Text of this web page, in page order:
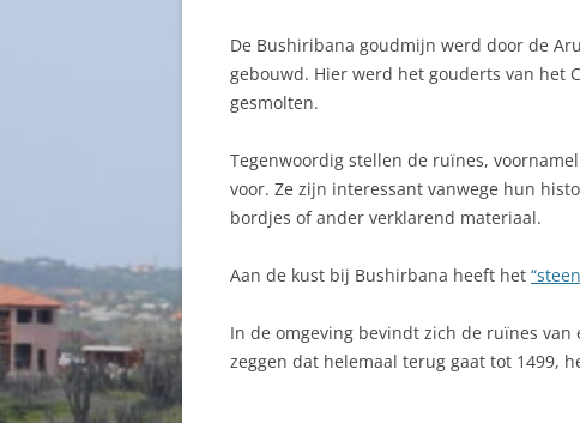
De Bushiribana goudmijn werd door de
gebouwd. Hier werd het gouderts van het
gesmolten.
Tegenwoordig stellen de ruïnes,
voor. Ze zijn interessant vanwege hun
bordjes of ander verklarend materiaal.
Aan de kust bij Bushirbana heeft het
In de omgeving bevindt zich de ruïnes
zeggen dat helemaal terug gaat tot 1499,